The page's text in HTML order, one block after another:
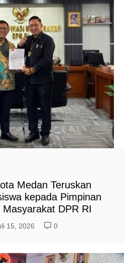
Medan Teruskan
kepada Pimpinan
Masyarakat DPR RI
15, 2026 0